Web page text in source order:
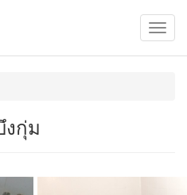
กุ่ม